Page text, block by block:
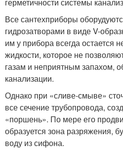
Все сантехприборы
гидрозатворами в виде V-
им у прибора всегда остается
жидкости, которое не
газам и неприятным запахом,
канализации.
Однако при «сливе-смыве»
все сечение трубопровода,
«поршень». По мере его
образуется зона разряжения,
воду из сифона.